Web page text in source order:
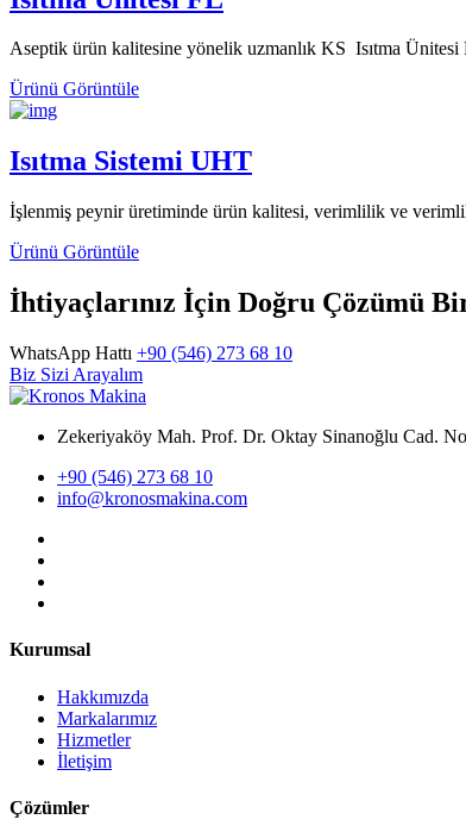
Aseptik ürün kalitesine yönelik uzmanlık KS Isıtma
Ürünü Görüntüle
Isıtma Sistemi UHT
İşlenmiş peynir üretiminde ürün kalitesi, verimlilik ve
Ürünü Görüntüle
İhtiyaçlarınız İçin Doğru Çözümü
WhatsApp Hattı +90 (546) 273 68 10
Biz Sizi Arayalım
Zekeriyaköy Mah. Prof. Dr. Oktay Sinanoğlu Cad.
+90 (546) 273 68 10
info@kronosmakina.com
Kurumsal
Hakkımızda
Markalarımız
Hizmetler
İletişim
Çözümler